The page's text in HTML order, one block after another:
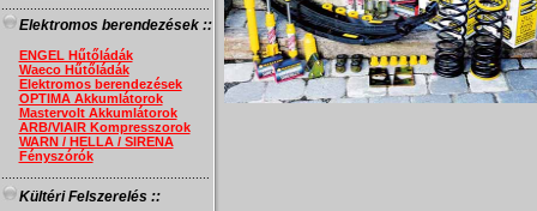
Elektromos berendezések ::
ENGEL Hűtőládák
Waeco Hűtőládák
Elektromos berendezések
OPTIMA Akkumlátorok
Mastervolt Akkumlátorok
ARB/VIAIR Kompresszorok
WARN / HELLA / SIRENA
Fényszórók
Kültéri Felszerelés ::